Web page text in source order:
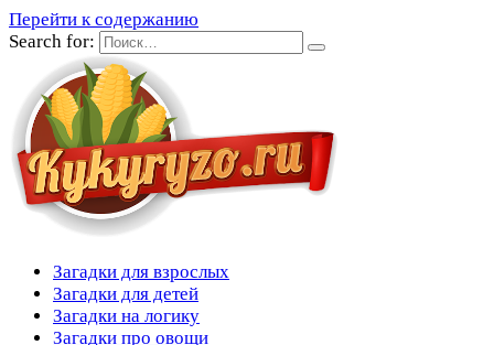
Перейти к содержанию
Search for:
Загадки для взрослых
Загадки для детей
Загадки на логику
Загадки про овощи